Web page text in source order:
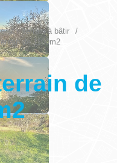
/ Terrain à bâtir
/
de 1100m2
de